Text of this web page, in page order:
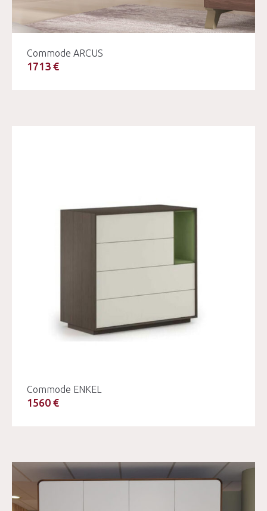
Commode ARCUS
1713 €
Commode ENKEL
1560 €